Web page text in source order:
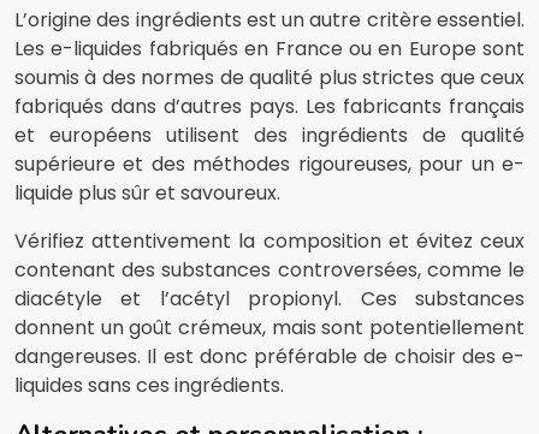
L’origine des ingrédients est un autre critère essentiel.
Les e-liquides fabriqués en France ou en Europe sont
soumis à des normes de qualité plus strictes que ceux
fabriqués dans d’autres pays. Les fabricants français
et européens utilisent des ingrédients de qualité
supérieure et des méthodes rigoureuses, pour un e-
liquide plus sûr et savoureux.
Vérifiez attentivement la composition et évitez ceux
contenant des substances controversées, comme le
diacétyle et l’acétyl propionyl. Ces substances
donnent un goût crémeux, mais sont potentiellement
dangereuses. Il est donc préférable de choisir des e-
liquides sans ces ingrédients.